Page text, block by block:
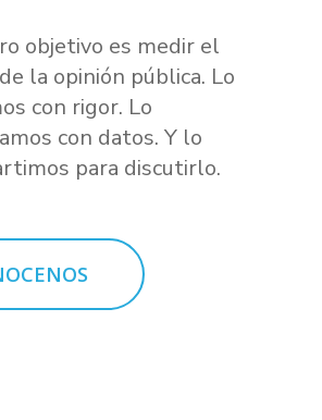
objetivo es medir el
la opinión pública. Lo
con rigor. Lo
con datos. Y lo
para discutirlo.